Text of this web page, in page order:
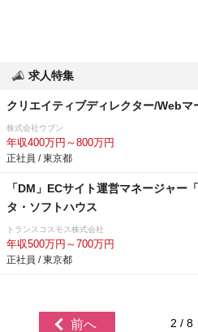
求人特集
クリエイティブディレクター/Web
株式会社ウブン
年収400万円～800万円
正社員 / 東京都
「DM」ECサイト運営マネージャー
タ・ソフトハウス
トランスコスモス株式会社
年収500万円～700万円
正社員 / 東京都
前へ 2 / 8